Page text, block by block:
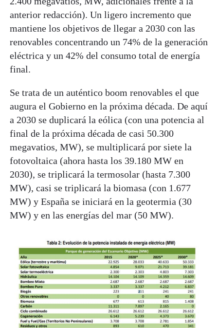
anterior redacción). Un ligero incremento que
mantiene los objetivos de llegar a 2030 con las
renovables concentrando un 74% de la generación
eléctrica y un 42% del consumo total de energía
final.
Se trata de un auténtico boom renovables el que
augura el Gobierno en la próxima década. De aquí
a 2030 se duplicará la eólica (con una potencia al
final de la próxima década de casi 50.300
megavatios, MW), se multiplicará por siete la
fotovoltaica (ahora hasta los 39.180 MW en
2030), se triplicará la termosolar (hasta 7.300
MW), casi se triplicará la biomasa (con 1.677
MW) y España se iniciará en la geotermia (30
MW) y en las energías del mar (50 MW).